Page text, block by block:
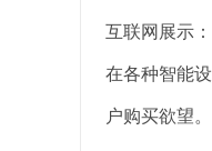
互联网展示：
在各种智能
户购买欲望。